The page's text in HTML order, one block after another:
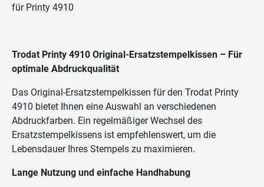
für Printy 4910
Trodat Printy 4910 Original-Ersatzstempelkissen – Für
optimale Abdruckqualität
Das Original-Ersatzstempelkissen für den Trodat Printy
4910 bietet Ihnen eine Auswahl an verschiedenen
Abdruckfarben. Ein regelmäßiger Wechsel des
Ersatzstempelkissens ist empfehlenswert, um die
Lebensdauer Ihres Stempels zu maximieren.
Lange Nutzung und einfache Handhabung